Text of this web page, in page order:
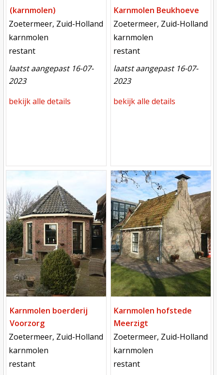
(karnmolen)
locatie
Zoetermeer, Zuid-Holland
functie
karnmolen
toestand
restant
laatst aangepast 16-07-
2023
bekijk alle details
Karnmolen Beukhoeve
locatie
Zoetermeer, Zuid-Holland
functie
karnmolen
toestand
restant
laatst aangepast 16-07-
2023
bekijk alle details
Karnmolen boerderij
Voorzorg
locatie
Zoetermeer, Zuid-Holland
functie
karnmolen
toestand
restant
Mill
Karnmolen hofstede
Meerzigt
locatie
Zoetermeer, Zuid-Holland
functie
karnmolen
toestand
restant